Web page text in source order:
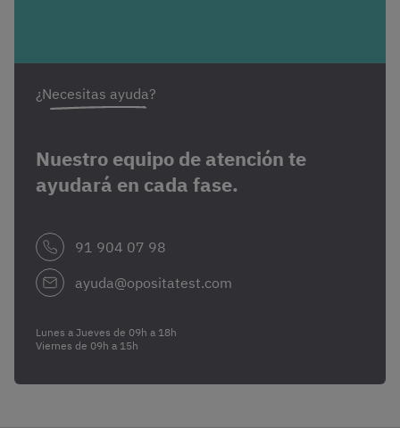
¿Necesitas ayuda?
Nuestro equipo de atención te
ayudará en cada fase.
91 904 07 98
ayuda@opositatest.com
Lunes a Jueves de 09h a 18h
Viernes de 09h a 15h